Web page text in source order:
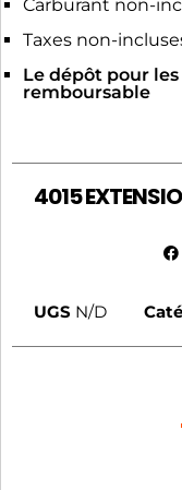
Carburant non-
Taxes non-
Le dépôt pour
remboursable
4015
UGS N/D